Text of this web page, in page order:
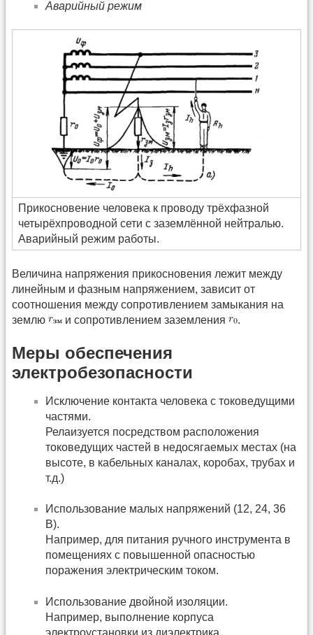
Аварийный режим
Прикосновение человека к проводу трёхфазной
четырёхпроводной сети с заземлённой нейтралью.
Аварийный режим работы.
Величина напряжения прикосновения лежит между
линейным и фазным напряжением, зависит от
соотношения между сопротивлением замыкания на
землю
и сопротивлением заземления .
Меры обеспечения
электробезопасности
Исключение контакта человека с токоведущими
частями.
Релаизуется посредством расположения
токоведущих частей в недосягаемых местах (на
высоте, в кабельных каналах, коробах, трубах и
т.д.)
Использование малых напряжений (12, 24, 36
В).
Например, для питания ручного инструмента в
помещениях с повышенной опасностью
поражения электрическим током.
Использование двойной изоляции.
Например, выполнение корпуса
электроустановки из диэлектрика.